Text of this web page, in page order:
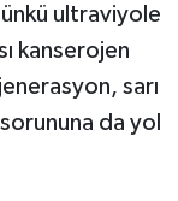
ultraviyole
kanserojen
sarı
da yol